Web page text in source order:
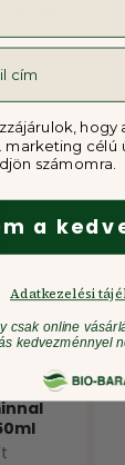
90db
hogy
marketing célú
számomra.
a
Adatkezelési
csak online
kedvezménnyel